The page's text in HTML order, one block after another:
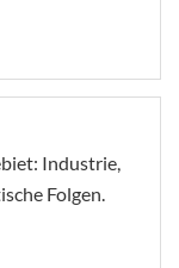
Industrie,
Folgen.